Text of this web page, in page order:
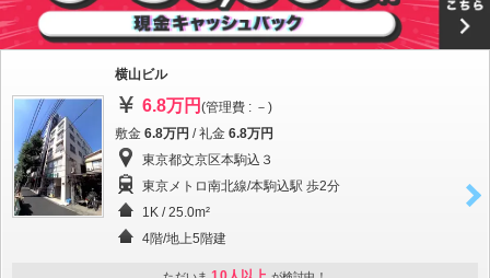
横山ビル
6.8万円 (管理費 : －)
敷金 6.8万円 / 礼金 6.8万円
東京都文京区本駒込３
東京メトロ南北線/本駒込駅 歩2分
1K / 25.0m²
4階/地上5階建